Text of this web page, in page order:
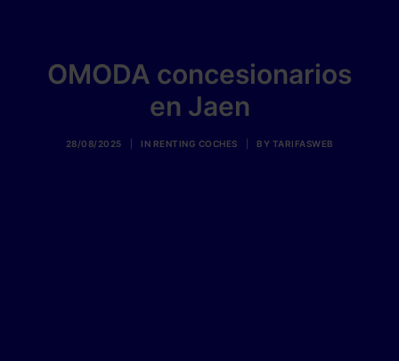
OMODA concesionarios
en Jaen
28/08/2025 IN RENTING COCHES BY TARIFASWEB